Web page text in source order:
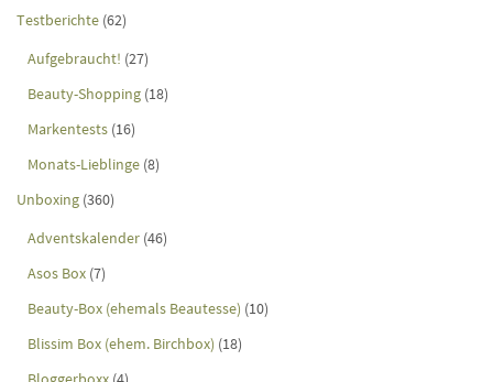
Testberichte (62)
Aufgebraucht! (27)
Beauty-Shopping (18)
Markentests (16)
Monats-Lieblinge (8)
Unboxing (360)
Adventskalender (46)
Asos Box (7)
Beauty-Box (ehemals Beautesse) (10)
Blissim Box (ehem. Birchbox) (18)